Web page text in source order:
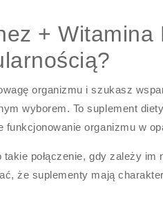
+ Witamina
organizmu i szukasz
wyborem. To suplement
funkcjonowanie organizmu w
połączenie, gdy zależy im
że suplementy mają